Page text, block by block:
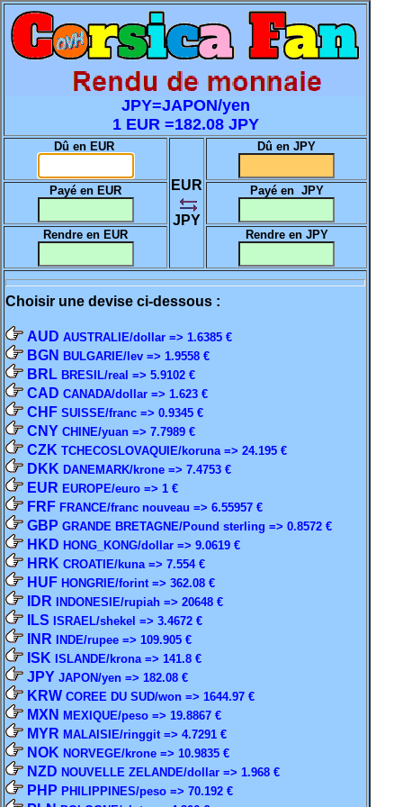
JPY=JAPON/yen
1 EUR =182.08 JPY
Dû en EUR
EUR
JPY
Dû en JPY
Payé en EUR Payé en JPY
Rendre en EUR Rendre en JPY
Choisir une devise ci-dessous :
AUD AUSTRALIE/dollar => 1.6385 €
BGN BULGARIE/lev => 1.9558 €
BRL BRESIL/real => 5.9102 €
CAD CANADA/dollar => 1.623 €
CHF SUISSE/franc => 0.9345 €
CNY CHINE/yuan => 7.7989 €
CZK TCHECOSLOVAQUIE/koruna => 24.195 €
DKK DANEMARK/krone => 7.4753 €
EUR EUROPE/euro => 1 €
FRF FRANCE/franc nouveau => 6.55957 €
GBP GRANDE BRETAGNE/Pound sterling => 0.8572 €
HKD HONG_KONG/dollar => 9.0619 €
HRK CROATIE/kuna => 7.554 €
HUF HONGRIE/forint => 362.08 €
IDR INDONESIE/rupiah => 20648 €
ILS ISRAEL/shekel => 3.4672 €
INR INDE/rupee => 109.905 €
ISK ISLANDE/krona => 141.8 €
JPY JAPON/yen => 182.08 €
KRW COREE DU SUD/won => 1644.97 €
MXN MEXIQUE/peso => 19.8867 €
MYR MALAISIE/ringgit => 4.7291 €
NOK NORVEGE/krone => 10.9835 €
NZD NOUVELLE ZELANDE/dollar => 1.968 €
PHP PHILIPPINES/peso => 70.192 €